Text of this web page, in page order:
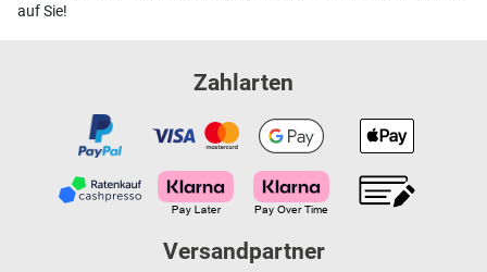
auf Sie!
Zahlarten
Versandpartner